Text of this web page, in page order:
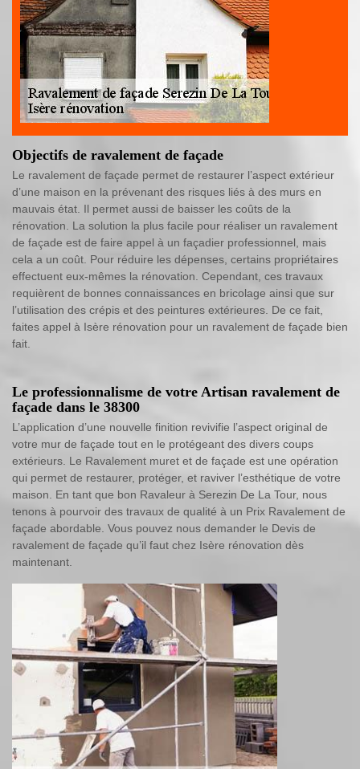
Objectifs de ravalement de façade
Le ravalement de façade permet de restaurer l’aspect extérieur
d’une maison en la prévenant des risques liés à des murs en
mauvais état. Il permet aussi de baisser les coûts de la
rénovation. La solution la plus facile pour réaliser un ravalement
de façade est de faire appel à un façadier professionnel, mais
cela a un coût. Pour réduire les dépenses, certains propriétaires
effectuent eux-mêmes la rénovation. Cependant, ces travaux
requièrent de bonnes connaissances en bricolage ainsi que sur
l’utilisation des crépis et des peintures extérieures. De ce fait,
faites appel à Isère rénovation pour un ravalement de façade bien
fait.
Le professionnalisme de votre Artisan ravalement de
façade dans le 38300
L’application d’une nouvelle finition revivifie l’aspect original de
votre mur de façade tout en le protégeant des divers coups
extérieurs. Le Ravalement muret et de façade est une opération
qui permet de restaurer, protéger, et raviver l’esthétique de votre
maison. En tant que bon Ravaleur à Serezin De La Tour, nous
tenons à pourvoir des travaux de qualité à un Prix Ravalement de
façade abordable. Vous pouvez nous demander le Devis de
ravalement de façade qu’il faut chez Isère rénovation dès
maintenant.